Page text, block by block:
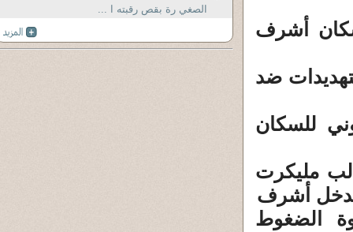
سكان أشرف
ضد
للسكان
مليكرت
مدخل أشرف
الضغوط
الصغي رة بقص رقبته ا ...